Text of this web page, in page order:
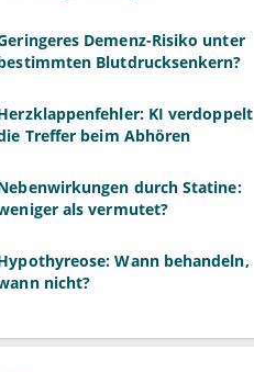
Demenz-Risiko unter
Blutdrucksenkern?
KI verdoppelt
Treffer beim Abhören
durch Statine:
als vermutet?
Wann behandeln,
nicht?